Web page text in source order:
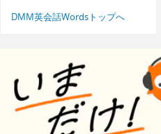
DMM英会話Wordsトップへ